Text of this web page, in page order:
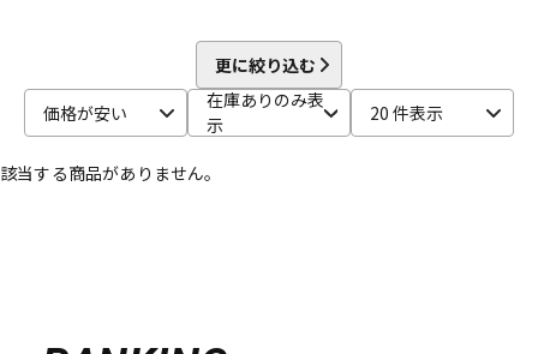
ベース ウクレレ
更に絞り込む
価格が安い
在庫ありのみ表
示
20 件表示
該当する商品がありません。